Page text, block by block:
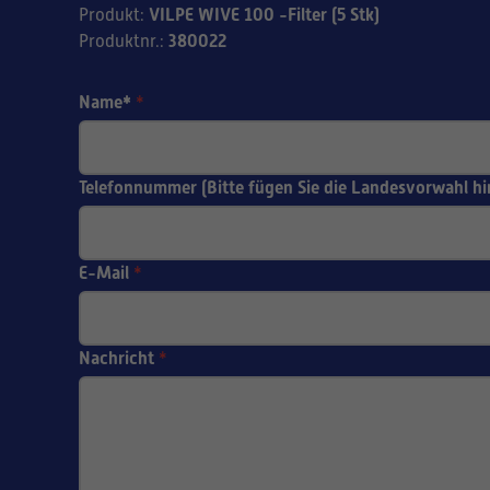
Produkt: VILPE WIVE 100 -Filter (5 Stk)
Produktnr.: 380022
Name* *
Telefonnummer (Bitte fügen Sie die Landesvorwahl
E-Mail *
Nachricht *